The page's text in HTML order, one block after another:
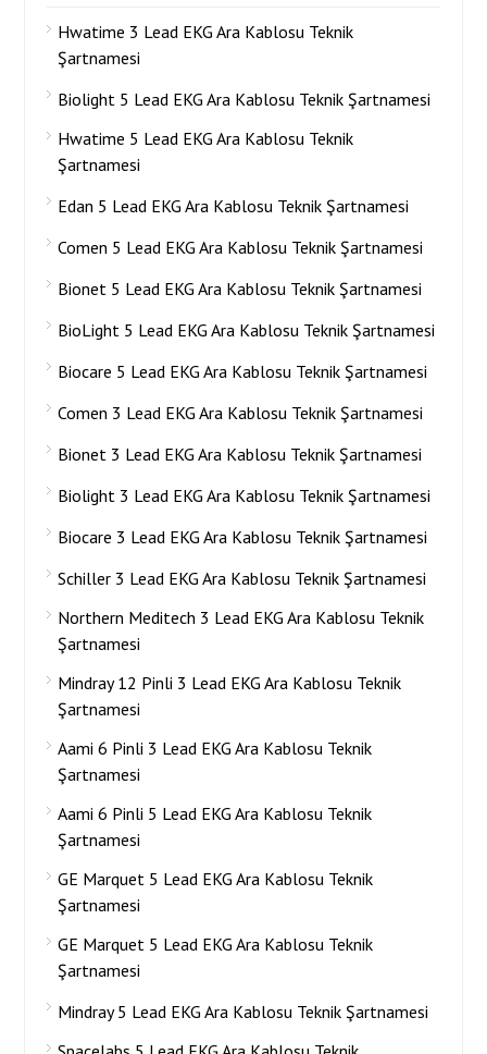
Hwatime 3 Lead EKG Ara Kablosu Teknik
Şartnamesi
Biolight 5 Lead EKG Ara Kablosu Teknik Şartnamesi
Hwatime 5 Lead EKG Ara Kablosu Teknik
Şartnamesi
Edan 5 Lead EKG Ara Kablosu Teknik Şartnamesi
Comen 5 Lead EKG Ara Kablosu Teknik Şartnamesi
Bionet 5 Lead EKG Ara Kablosu Teknik Şartnamesi
BioLight 5 Lead EKG Ara Kablosu Teknik Şartnamesi
Biocare 5 Lead EKG Ara Kablosu Teknik Şartnamesi
Comen 3 Lead EKG Ara Kablosu Teknik Şartnamesi
Bionet 3 Lead EKG Ara Kablosu Teknik Şartnamesi
Biolight 3 Lead EKG Ara Kablosu Teknik Şartnamesi
Biocare 3 Lead EKG Ara Kablosu Teknik Şartnamesi
Schiller 3 Lead EKG Ara Kablosu Teknik Şartnamesi
Northern Meditech 3 Lead EKG Ara Kablosu Teknik
Şartnamesi
Mindray 12 Pinli 3 Lead EKG Ara Kablosu Teknik
Şartnamesi
Aami 6 Pinli 3 Lead EKG Ara Kablosu Teknik
Şartnamesi
Aami 6 Pinli 5 Lead EKG Ara Kablosu Teknik
Şartnamesi
GE Marquet 5 Lead EKG Ara Kablosu Teknik
Şartnamesi
GE Marquet 5 Lead EKG Ara Kablosu Teknik
Şartnamesi
Mindray 5 Lead EKG Ara Kablosu Teknik Şartnamesi